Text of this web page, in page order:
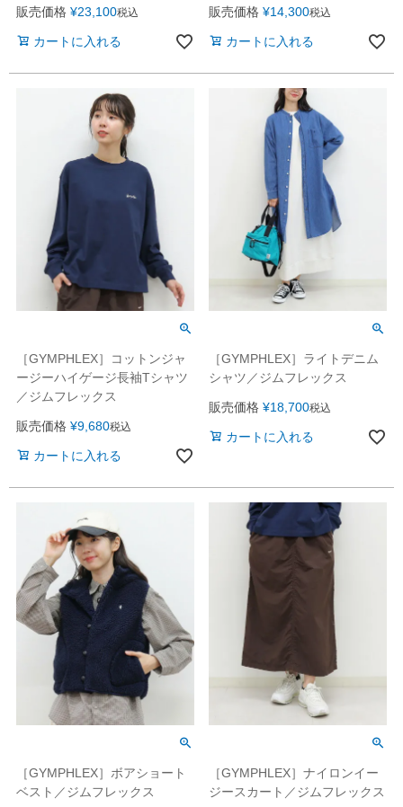
販売価格 ¥23,100税込
カートに入れる
販売価格 ¥14,300税込
カートに入れる
［GYMPHLEX］コットンジャ
ージーハイゲージ長袖Tシャツ
／ジムフレックス
販売価格 ¥9,680税込
カートに入れる
［GYMPHLEX］ライトデニム
シャツ／ジムフレックス
販売価格 ¥18,700税込
カートに入れる
［GYMPHLEX］ボアショート
ベスト／ジムフレックス
［GYMPHLEX］ナイロンイー
ジースカート／ジムフレックス